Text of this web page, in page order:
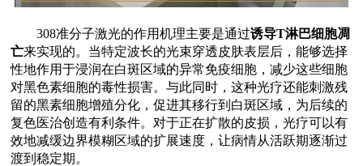
308准分子激光的作用机理主要是通过诱导T淋巴细胞凋
亡来实现的。当特定波长的光束穿透皮肤表层后，能够选择
性地作用于浸润在白斑区域的异常免疫细胞，减少这些细胞
对黑色素细胞的毒性损害。与此同时，这种光疗还能刺激残
留的黑素细胞增殖分化，促进其移行到白斑区域，为后续的
复色医治创造有利条件。对于正在扩散的皮损，光疗可以有
效地减缓边界模糊区域的扩展速度，让病情从活跃期逐渐过
渡到稳定期。